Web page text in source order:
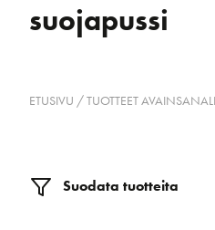
suojapussi
ETUSIVU / TUOTTEET
Suodata tuotteita